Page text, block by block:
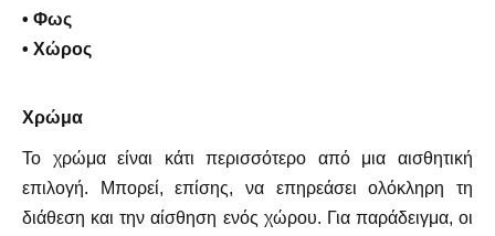
• Φως
• Χώρος
Χρώμα
Το χρώμα είναι κάτι περισσότερο από μια αισθητική
επιλογή. Μπορεί, επίσης, να επηρεάσει ολόκληρη τη
διάθεση και την αίσθηση ενός χώρου. Για παράδειγμα, οι